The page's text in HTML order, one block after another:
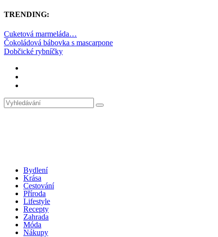
TRENDING:
Cuketová marmeláda…
Čokoládová bábovka s mascarpone
Dobčické rybníčky
Bydlení
Krása
Cestování
Příroda
Lifestyle
Recepty
Zahrada
Móda
Nákupy